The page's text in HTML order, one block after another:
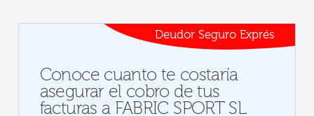
Deudor Seguro Exprés
Conoce cuanto te costaría
asegurar el cobro de tus
facturas a FABRIC SPORT SL